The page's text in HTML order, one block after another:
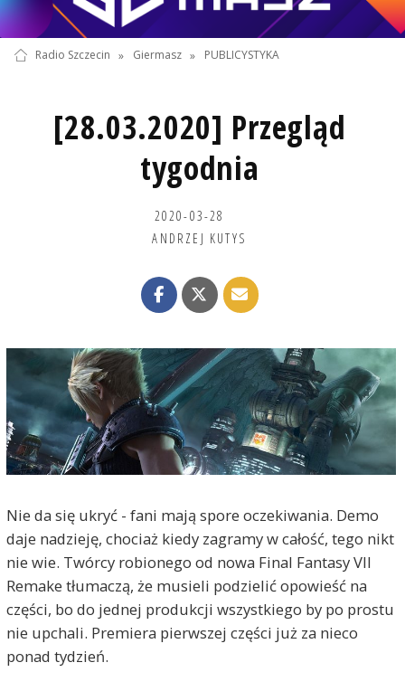
Radio Szczecin » Giermasz » PUBLICYSTYKA
[28.03.2020] Przegląd
tygodnia
2020-03-28
ANDRZEJ KUTYS
Nie da się ukryć - fani mają spore oczekiwania. Demo
daje nadzieję, chociaż kiedy zagramy w całość, tego nikt
nie wie. Twórcy robionego od nowa Final Fantasy VII
Remake tłumaczą, że musieli podzielić opowieść na
części, bo do jednej produkcji wszystkiego by po prostu
nie upchali. Premiera pierwszej części już za nieco
ponad tydzień.